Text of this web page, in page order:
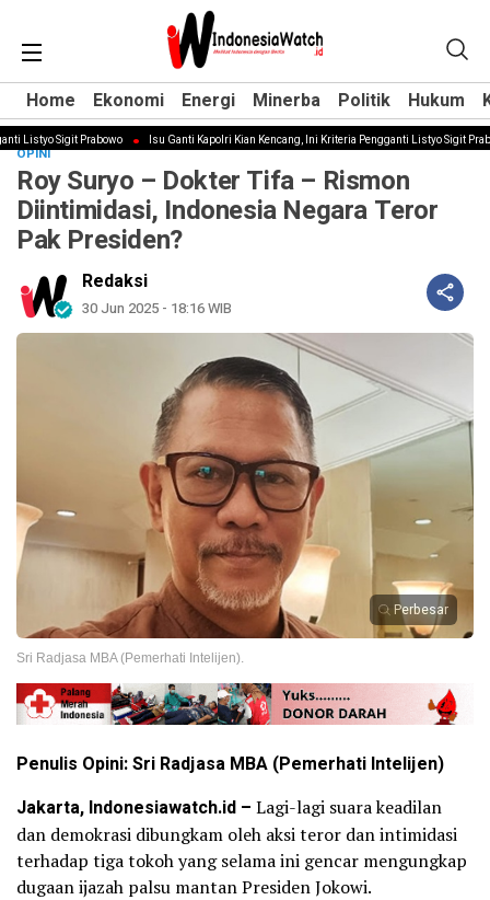
Home Ekonomi Energi Minerba Politik Hukum
Home Ekonomi Energi Minerba Politik Hukum
Listyo Sigit Prabowo Isu Ganti Kapolri Kian Kencang, Ini Kriteria Pengganti Listyo Sigit
OPINI
Roy Suryo – Dokter Tifa – Rismon
Diintimidasi, Indonesia Negara Teror
Pak Presiden?
Redaksi
30 Jun 2025 - 18:16 WIB
Perbesar
Sri Radjasa MBA (Pemerhati Intelijen).
Penulis Opini: Sri Radjasa MBA (Pemerhati Intelijen)
Jakarta, Indonesiawatch.id – Lagi-lagi suara keadilan
dan demokrasi dibungkam oleh aksi teror dan intimidasi
terhadap tiga tokoh yang selama ini gencar mengungkap
dugaan ijazah palsu mantan Presiden Jokowi.